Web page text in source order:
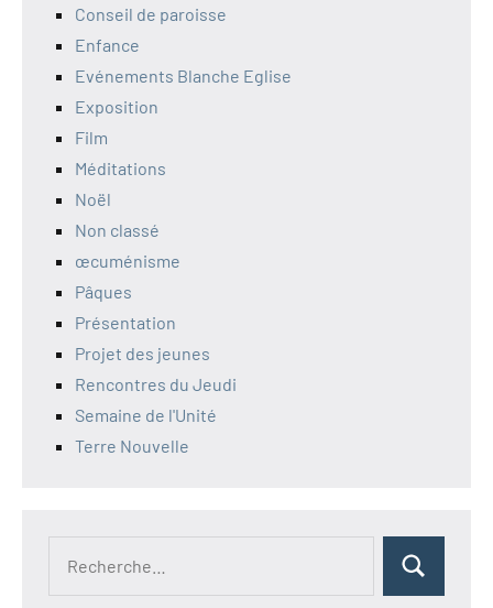
Conseil de paroisse
Enfance
Evénements Blanche Eglise
Exposition
Film
Méditations
Noël
Non classé
œcuménisme
Pâques
Présentation
Projet des jeunes
Rencontres du Jeudi
Semaine de l'Unité
Terre Nouvelle
Rechercher